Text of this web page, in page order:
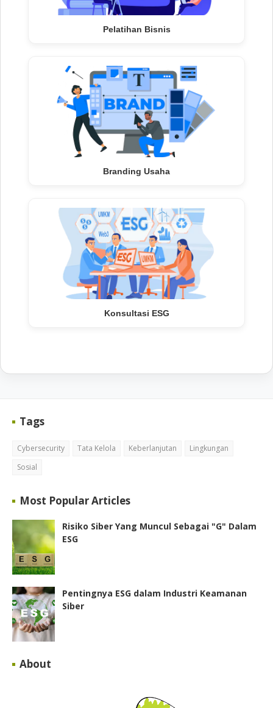
Pelatihan Bisnis
Branding Usaha
Konsultasi ESG
Tags
Cybersecurity Tata Kelola Keberlanjutan
Lingkungan
Sosial
Most Popular Articles
Risiko Siber Yang Muncul Sebagai "G" Dalam
ESG
Pentingnya ESG dalam Industri Keamanan
Siber
About